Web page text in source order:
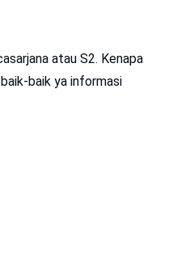
atau S2. Kenapa
baik ya informasi